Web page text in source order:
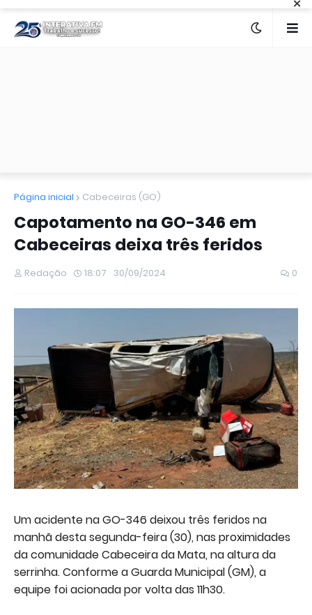
Página inicial Cabeceiras (GO)
Capotamento na GO-346 em
Cabeceiras deixa três feridos
Redação 18:07 30/09/2024 0
Um acidente na GO-346 deixou três feridos na
manhã desta segunda-feira (30), nas proximidades
da comunidade Cabeceira da Mata, na altura da
serrinha. Conforme a Guarda Municipal (GM), a
equipe foi acionada por volta das 11h30.